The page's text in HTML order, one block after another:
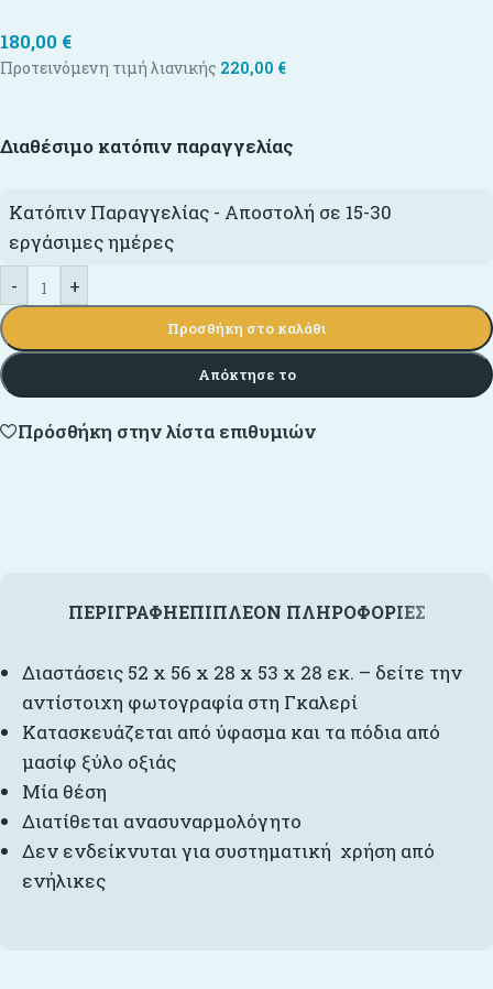
180,00 €
Προτεινόμενη τιμή λιανικής 220,00 €
Διαθέσιμο κατόπιν παραγγελίας
Κατόπιν Παραγγελίας - Αποστολή σε 15-30
εργάσιμες ημέρες
-
+
Προσθήκη στο καλάθι
Απόκτησε το
Πρόσθήκη στην λίστα επιθυμιών
ΠΕΡΙΓΡΑΦΉΕΠΙΠΛΈΟΝ ΠΛΗΡΟΦΟΡΊΕΣ
Διαστάσεις 52 x 56 x 28 x 53 x 28 εκ. – δείτε την
αντίστοιχη φωτογραφία στη Γκαλερί
Κατασκευάζεται από ύφασμα και τα πόδια από
μασίφ ξύλο οξιάς
Μία θέση
Διατίθεται ανασυναρμολόγητο
Δεν ενδείκνυται για συστηματική χρήση από
ενήλικες